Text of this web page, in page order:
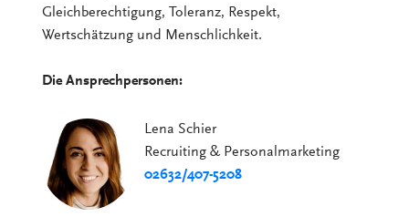
Gleichberechtigung, Toleranz, Respekt,
Wertschätzung und Menschlichkeit.
Die Ansprechpersonen:
Lena Schier
Recruiting & Personalmarketing
02632/407-5208